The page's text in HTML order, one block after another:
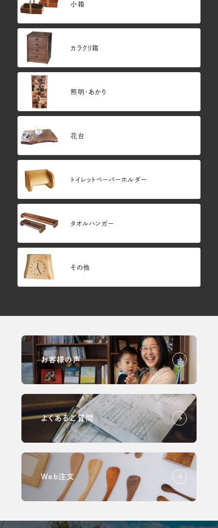
小箱
カラクリ箱
照明・あかり
花台
トイレットペーパーホルダー
タオルハンガー
その他
お客様の声
よくあるご質問
Web注文